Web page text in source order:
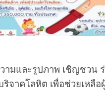
ามและรูปภาพ เชิญชวน ร่
ริจาคโลหิต เพื่อช่วยเหลื